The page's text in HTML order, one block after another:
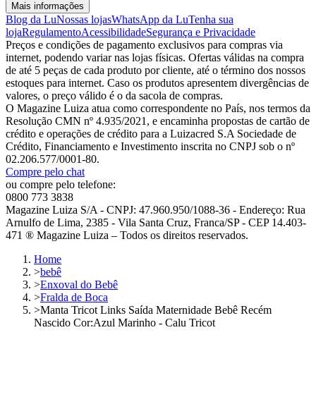
Mais informações
Blog da LuNossas lojasWhatsApp da LuTenha sua
lojaRegulamentoAcessibilidadeSegurança e Privacidade
Preços e condições de pagamento exclusivos para compras via
internet, podendo variar nas lojas físicas. Ofertas válidas na compra
de até 5 peças de cada produto por cliente, até o término dos nossos
estoques para internet. Caso os produtos apresentem divergências de
valores, o preço válido é o da sacola de compras.
O Magazine Luiza atua como correspondente no País, nos termos da
Resolução CMN nº 4.935/2021, e encaminha propostas de cartão de
crédito e operações de crédito para a Luizacred S.A Sociedade de
Crédito, Financiamento e Investimento inscrita no CNPJ sob o nº
02.206.577/0001-80.
Compre pelo chat
ou compre pelo telefone:
0800 773 3838
Magazine Luiza S/A - CNPJ: 47.960.950/1088-36 - Endereço: Rua
Arnulfo de Lima, 2385 - Vila Santa Cruz, Franca/SP - CEP 14.403-
471 ® Magazine Luiza – Todos os direitos reservados.
Home
>bebê
>Enxoval do Bebê
>Fralda de Boca
>Manta Tricot Links Saída Maternidade Bebê Recém
Nascido Cor:Azul Marinho - Calu Tricot